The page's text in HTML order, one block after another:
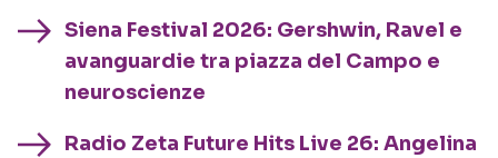
Siena Festival 2026: Gershwin, Ravel e
avanguardie tra piazza del Campo e
neuroscienze
Radio Zeta Future Hits Live 26: Angelina